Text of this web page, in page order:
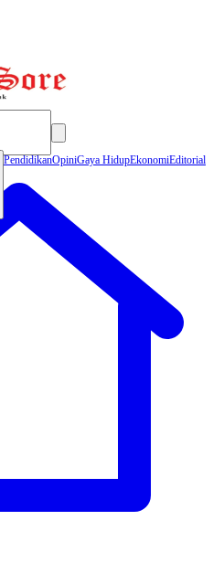
PendidikanOpiniGaya HidupEkonomiEditorial